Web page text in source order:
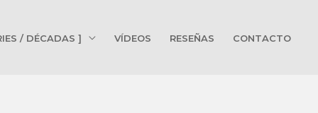
/ DÉCADAS ] VÍDEOS RESEÑAS CONTACTO